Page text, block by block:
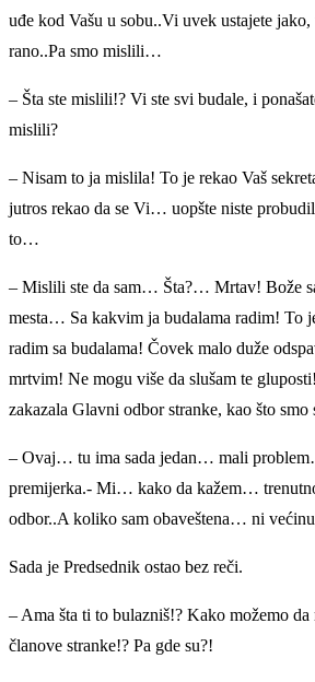
uđe kod Vašu u sobu..Vi uvek ustajete
rano..Pa smo mislili…
– Šta ste mislili!? Vi ste svi budale, i
mislili?
– Nisam to ja mislila! To je rekao Vaš
jutros rekao da se Vi… uopšte niste
to…
– Mislili ste da sam… Šta?… Mrtav! Bože
mesta… Sa kakvim ja budalama radim! To
radim sa budalama! Čovek malo duže
mrtvim! Ne mogu više da slušam te
zakazala Glavni odbor stranke, kao što smo
– Ovaj… tu ima sada jedan… mali
premijerka.- Mi… kako da kažem…
odbor..A koliko sam obaveštena… ni
Sada je Predsednik ostao bez reči.
– Ama šta ti to bulazniš!? Kako možemo
članove stranke!? Pa gde su?!